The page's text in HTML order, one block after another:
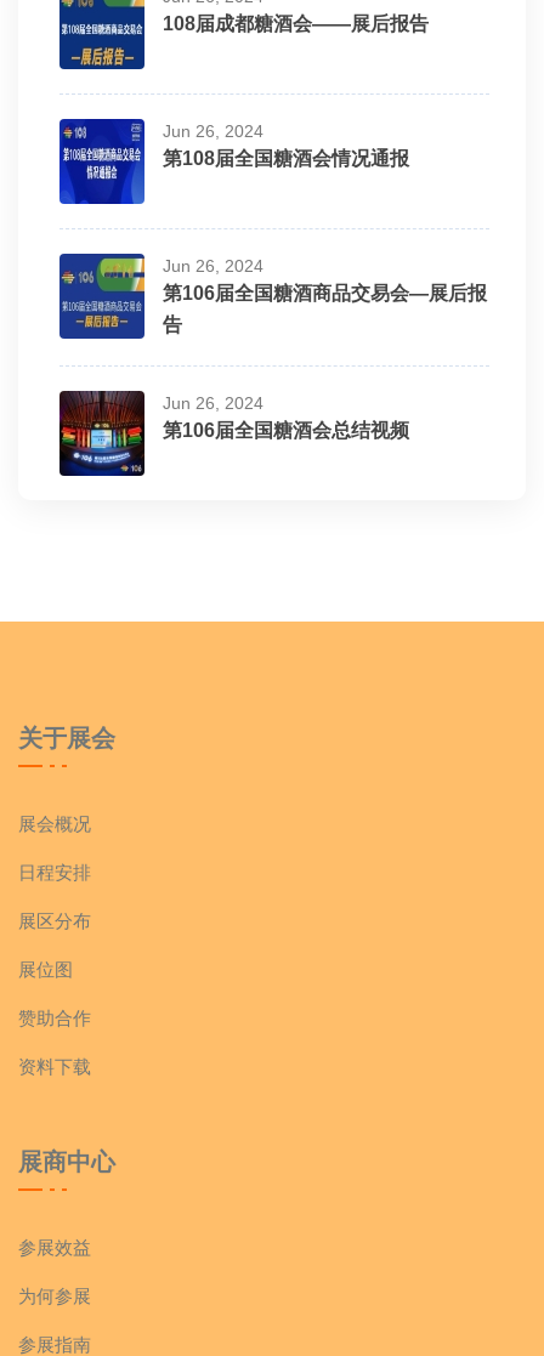
108届成都糖酒会——展后报告
Jun 26, 2024
第108届全国糖酒会情况通报
Jun 26, 2024
第106届全国糖酒商品交易会—展后报
告
Jun 26, 2024
第106届全国糖酒会总结视频
关于展会
展会概况
日程安排
展区分布
展位图
赞助合作
资料下载
展商中心
参展效益
为何参展
参展指南